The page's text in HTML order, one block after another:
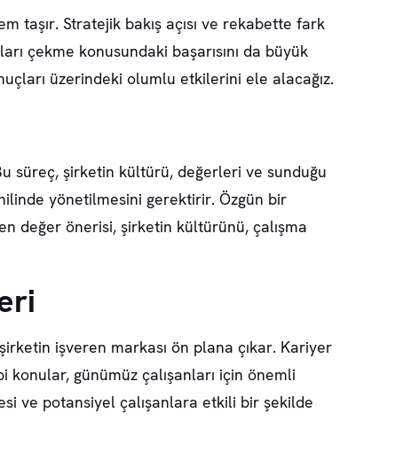
taşır. Stratejik bakış açısı ve rekabette fark
çekme konusundaki başarısını da büyük
üzerindeki olumlu etkilerini ele alacağız.
süreç, şirketin kültürü, değerleri ve sunduğu
yönetilmesini gerektirir. Özgün bir
değer önerisi, şirketin kültürünü, çalışma
işveren markası ön plana çıkar. Kariyer
günümüz çalışanları için önemli
ve potansiyel çalışanlara etkili bir şekilde